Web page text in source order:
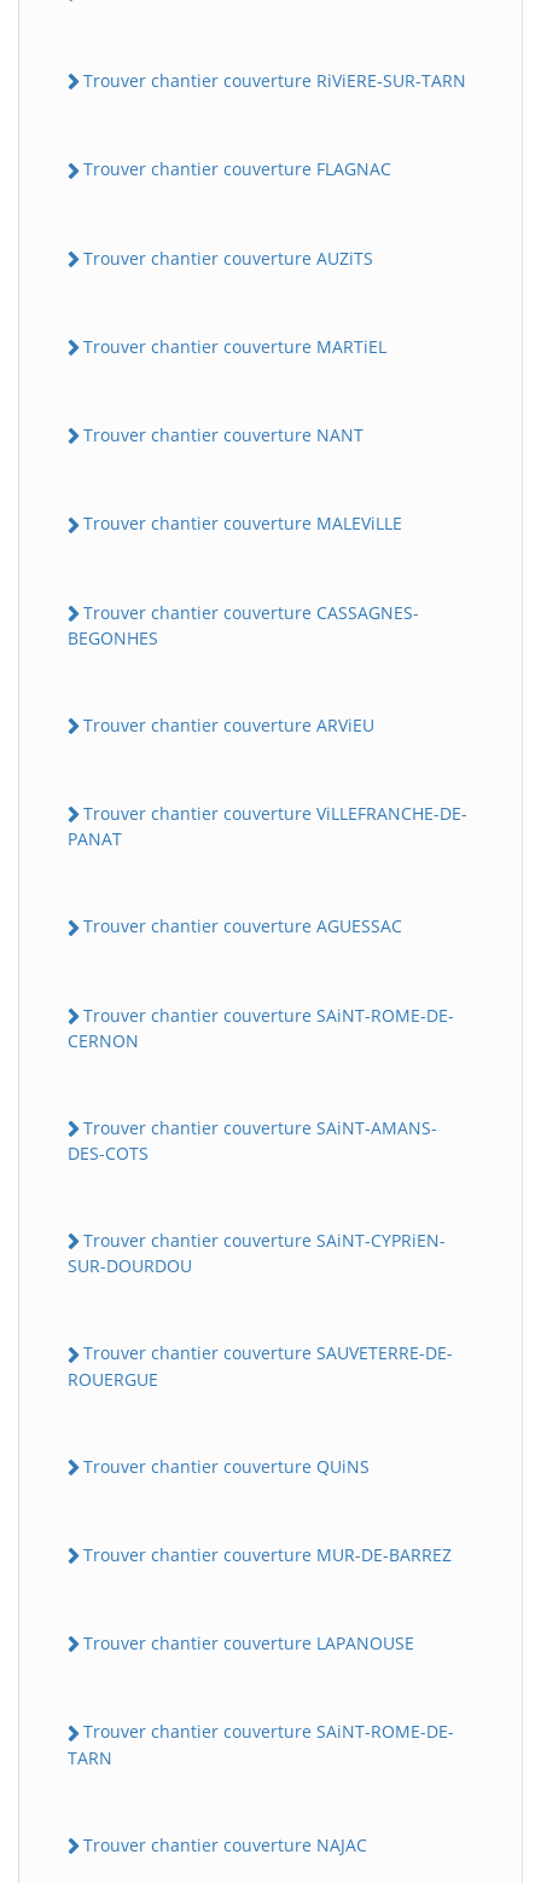
Trouver chantier couverture RiViERE-SUR-TARN
Trouver chantier couverture FLAGNAC
Trouver chantier couverture AUZiTS
Trouver chantier couverture MARTiEL
Trouver chantier couverture NANT
Trouver chantier couverture MALEViLLE
Trouver chantier couverture CASSAGNES-
BEGONHES
Trouver chantier couverture ARViEU
Trouver chantier couverture ViLLEFRANCHE-DE-
PANAT
Trouver chantier couverture AGUESSAC
Trouver chantier couverture SAiNT-ROME-DE-
CERNON
Trouver chantier couverture SAiNT-AMANS-
DES-COTS
Trouver chantier couverture SAiNT-CYPRiEN-
SUR-DOURDOU
Trouver chantier couverture SAUVETERRE-DE-
ROUERGUE
Trouver chantier couverture QUiNS
Trouver chantier couverture MUR-DE-BARREZ
Trouver chantier couverture LAPANOUSE
Trouver chantier couverture SAiNT-ROME-DE-
TARN
Trouver chantier couverture NAJAC